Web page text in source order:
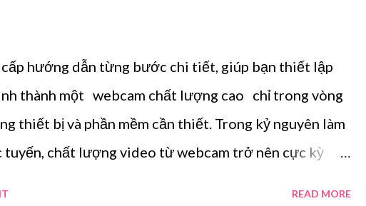
cấp hướng dẫn từng bước chi tiết, giúp bạn thiết lập
thành một webcam chất lượng cao chỉ trong vòng
thiết bị và phần mềm cần thiết. Trong kỷ nguyên làm
chất lượng video từ webcam trở nên cực kỳ
READ MORE